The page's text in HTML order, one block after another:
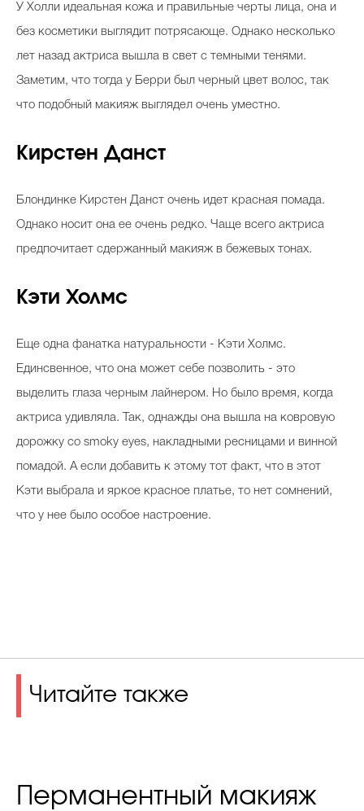
У Холли идеальная кожа и правильные черты лица, она и
без косметики выглядит потрясающе. Однако несколько
лет назад актриса вышла в свет с темными тенями.
Заметим, что тогда у Берри был черный цвет волос, так
что подобный макияж выглядел очень уместно.
Кирстен Данст
Блондинке Кирстен Данст очень идет красная помада.
Однако носит она ее очень редко. Чаще всего актриса
предпочитает сдержанный макияж в бежевых тонах.
Кэти Холмс
Еще одна фанатка натуральности - Кэти Холмс.
Единсвенное, что она может себе позволить - это
выделить глаза черным лайнером. Но было время, когда
актриса удивляла. Так, однажды она вышла на ковровую
дорожку со smoky eyes, накладными ресницами и винной
помадой. А если добавить к этому тот факт, что в этот
Кэти выбрала и яркое красное платье, то нет сомнений,
что у нее было особое настроение.
Читайте также
Перманентный макияж